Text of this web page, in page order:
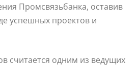
Промсвязьбанка, оставив
успешных проектов и
считается одним из ведущих